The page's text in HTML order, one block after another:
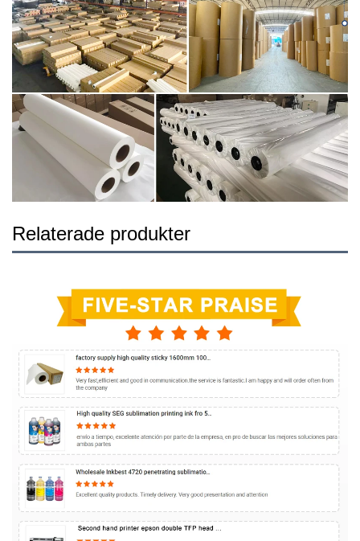
Relaterade produkter